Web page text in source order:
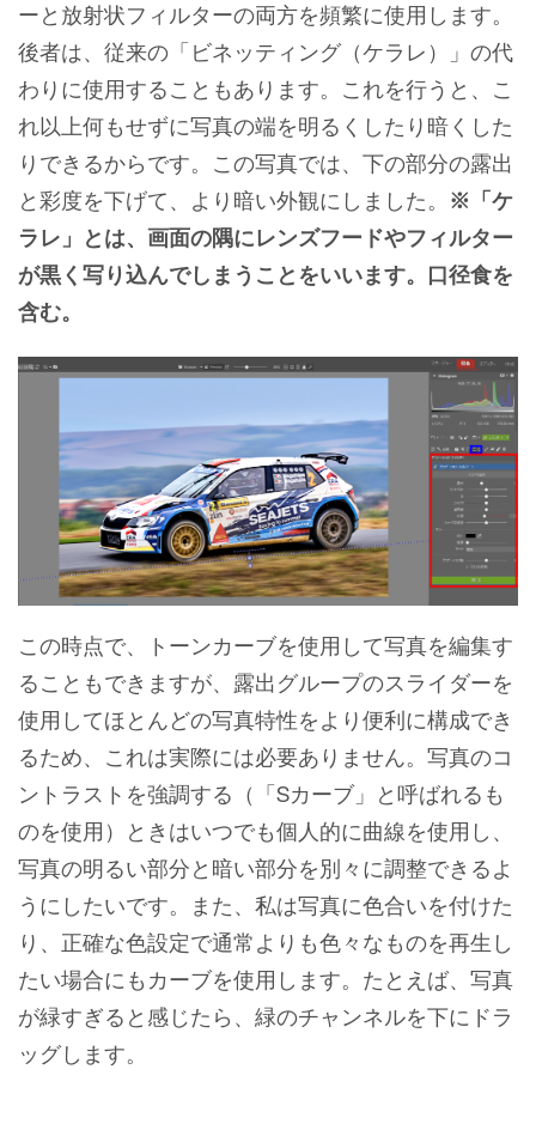
ーと放射状フィルターの両方を頻繁に使用します。
後者は、従来の「ビネッティング（ケラレ）」の代
わりに使用することもあります。これを行うと、こ
れ以上何もせずに写真の端を明るくしたり暗くした
りできるからです。この写真では、下の部分の露出
と彩度を下げて、より暗い外観にしました。
※「ケ
ラレ」とは、画面の隅にレンズフードやフィルター
が黒く写り込んでしまうことをいいます。口径食を
含む。
この時点で、トーンカーブを使用して写真を編集す
ることもできますが、露出グループのスライダーを
使用してほとんどの写真特性をより便利に構成でき
るため、これは実際には必要ありません。写真のコ
ントラストを強調する（「Sカーブ」と呼ばれるも
のを使用）ときはいつでも個人的に曲線を使用し、
写真の明るい部分と暗い部分を別々に調整できるよ
うにしたいです。また、私は写真に色合いを付けた
り、正確な色設定で通常よりも色々なものを再生し
たい場合にもカーブを使用します。たとえば、写真
が緑すぎると感じたら、緑のチャンネルを下にドラ
ッグします。